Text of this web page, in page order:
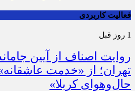
فعالیت کاربردی
1 روز قبل
روایت اصناف از آیین
تهران؛ از «خدمت عاشقانه»
حال‌وهوای کربلا»